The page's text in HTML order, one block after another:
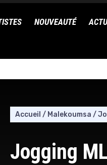
NOUVEAUTÉ
Accueil / Malekoumsa /
Jogging